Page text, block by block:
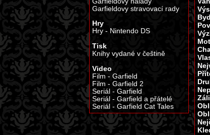
Garfieldovy stravovací rady
Hry
Hry - Nintendo DS
Tisk
Knihy vydané v češtině
Video
Film - Garfield
Film - Garfield 2
Seriál - Garfield
Seriál - Garfield a přátelé
Seriál - Garfield Cat Tales